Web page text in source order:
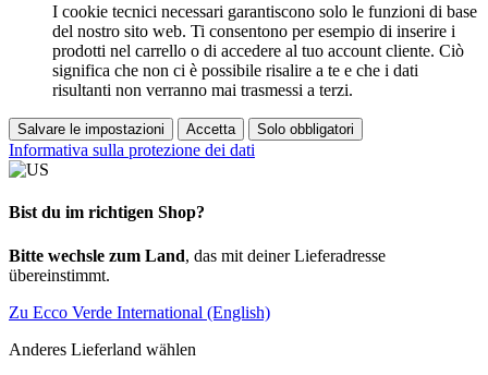
I cookie tecnici necessari garantiscono solo le funzioni di base
del nostro sito web. Ti consentono per esempio di inserire i
prodotti nel carrello o di accedere al tuo account cliente. Ciò
significa che non ci è possibile risalire a te e che i dati
risultanti non verranno mai trasmessi a terzi.
Salvare le impostazioni Accetta Solo obbligatori
Informativa sulla protezione dei dati
Bist du im richtigen Shop?
Bitte wechsle zum Land, das mit deiner Lieferadresse
übereinstimmt.
Zu Ecco Verde International (English)
Anderes Lieferland wählen